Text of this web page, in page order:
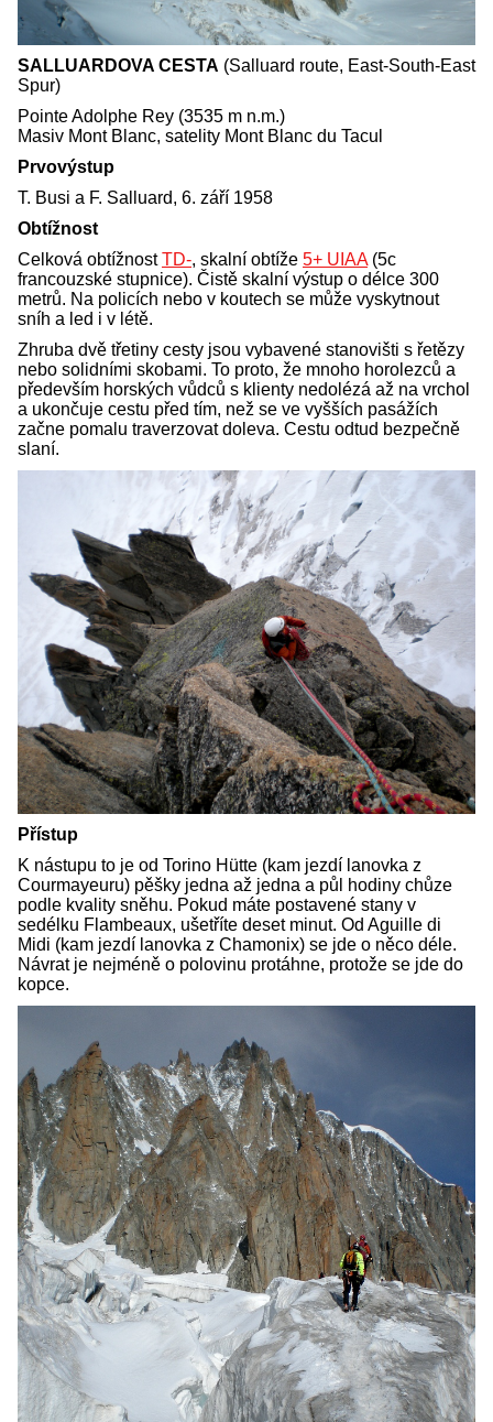
SALLUARDOVA CESTA (Salluard route, East-South-East
Spur)
Pointe Adolphe Rey (3535 m n.m.)
Masiv Mont Blanc, satelity Mont Blanc du Tacul
Prvovýstup
T. Busi a F. Salluard, 6. září 1958
Obtížnost
Celková obtížnostTD-, skalní obtíže 5+ UIAA(5c
francouzské stupnice). Čistě skalní výstup o délce 300
metrů. Na policích nebo v koutech se může vyskytnout
sníh a led i v létě.
Zhruba dvě třetiny cesty jsou vybavené stanovišti s řetězy
nebo solidními skobami. To proto, že mnoho horolezců a
především horských vůdců s klienty nedolézá až na vrchol
a ukončuje cestu před tím, než se ve vyšších pasážích
začne pomalu traverzovat doleva. Cestu odtud bezpečně
slaní.
Přístup
K nástupu to je od Torino Hütte (kam jezdí lanovka z
Courmayeuru) pěšky jedna až jedna a půl hodiny chůze
podle kvality sněhu. Pokud máte postavené stany v
sedélku Flambeaux, ušetříte deset minut. Od Aguille di
Midi (kam jezdí lanovka z Chamonix) se jde o něco déle.
Návrat je nejméně o polovinu protáhne, protože se jde do
kopce.